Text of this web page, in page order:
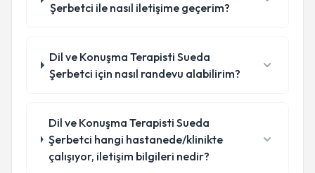
Şerbetci ile nasıl iletişime geçerim?
Dil ve Konuşma Terapisti Sueda
Şerbetci için nasıl randevu alabilirim?
Dil ve Konuşma Terapisti Sueda
Şerbetci hangi hastanede/klinikte
çalışıyor, iletişim bilgileri nedir?